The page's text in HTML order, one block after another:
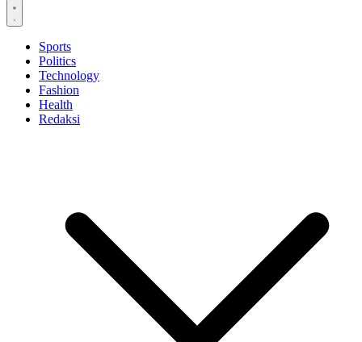
Sports
Politics
Technology
Fashion
Health
Redaksi